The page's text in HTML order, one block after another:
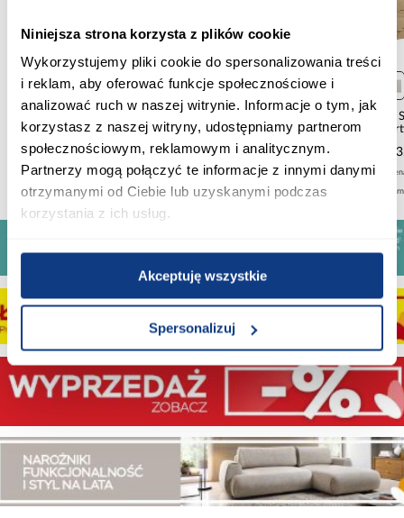
Niniejsza strona korzysta z plików cookie
Wykorzystujemy pliki cookie do spersonalizowania treści
i reklam, aby oferować funkcje społecznościowe i
analizować ruch w naszej witrynie. Informacje o tym, jak
korzystasz z naszej witryny, udostępniamy partnerom
społecznościowym, reklamowym i analitycznym.
Partnerzy mogą połączyć te informacje z innymi danymi
otrzymanymi od Ciebie lub uzyskanymi podczas
korzystania z ich usług.
Akceptuję wszystkie
Spersonalizuj
1 407,20 zł
Najniższa cena: 2 059,00 zł
Cena regularna:1 759,00 zł
Narożnik Basel P Memphis
4
3 359,20 zł
Najniższa cena:3 999,00 zł
Cena regularna:4 199,00 zł
Komoda
Najniższa
Cena